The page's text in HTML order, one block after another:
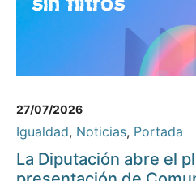
27/07/2026
Igualdad, Noticias, Portada
La Diputación abre el